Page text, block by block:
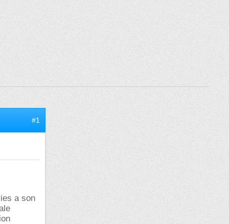
#1
a son